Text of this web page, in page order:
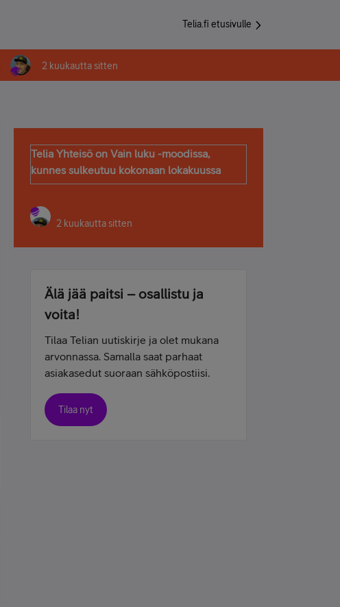
Telia.fi etusivulle
2 kuukautta sitten
Telia Yhteisö on Vain luku -moodissa,
kunnes sulkeutuu kokonaan lokakuussa
2 kuukautta sitten
Älä jää paitsi – osallistu ja
voita!
Tilaa Telian uutiskirje ja olet mukana
arvonnassa. Samalla saat parhaat
asiakasedut suoraan sähköpostiisi.
Tilaa nyt